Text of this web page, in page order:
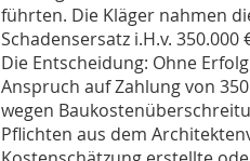
führten. Die Kläger nahmen
Schadensersatz i.H.v. 350.000
Die Entscheidung: Ohne
Anspruch auf Zahlung von
wegen
Pflichten aus dem